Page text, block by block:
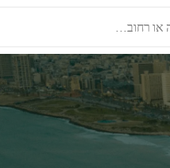
או רחוב...